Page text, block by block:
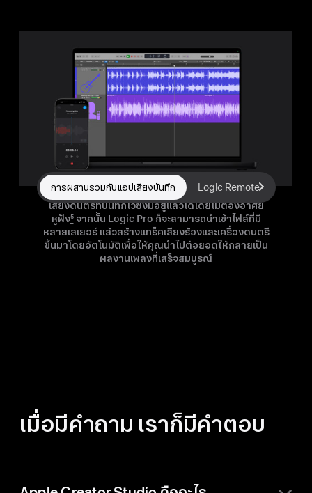
การผสานรวมกับแอปเสียงบันทึก Logic Remote โปรเจ็
นักร้องสามารถวางแทร็คเสียงร้องซ้อนทับกับ
เสียงดนตรีที่บันทึกไว้ซึ่งมีอยู่แล้วได้โดยไม่ต้องอาศัย
หูฟัง5 จากนั้น Logic Pro ก็จะสามารถนำเข้าไฟล์ที่มี
หลายเลเยอร์แล้วสร้างแทร็คเสียงร้องและเครื่องดนตรี
ขึ้นมาโดยอัตโนมัติเพื่อให้คุณนำไปต่อยอดให้กลายเป็น
ผลงานเพลงที่เสร็จสมบูรณ์
เมื่อมีคำถาม เราก็มีคำตอบ